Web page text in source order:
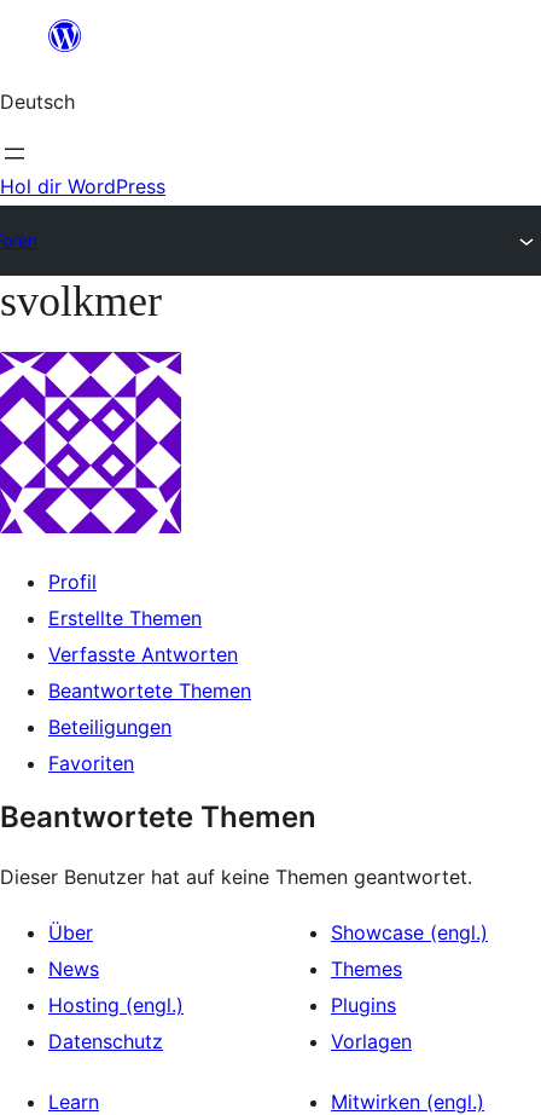
springen
Deutsch
Hol dir WordPress
Zum
springen
svolkmer
Profil
Erstellte Themen
Verfasste Antworten
Beantwortete Themen
Beteiligungen
Favoriten
Beantwortete Themen
Dieser Benutzer hat auf keine Themen geantwortet.
Über
News
Hosting (engl.)
Datenschutz
Showcase (engl.)
Themes
Plugins
Vorlagen
Learn
Mitwirken (engl.)